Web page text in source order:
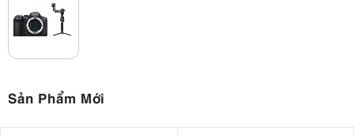
Sản Phẩm Mới